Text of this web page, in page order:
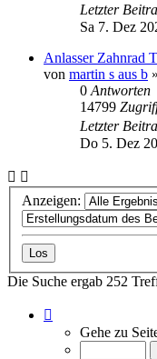
Letzter
Sa 7. Dez
Anlasser Zahnrad
von martin s aus b »
0 Antworten
14799
Letzter
Do 5. Dez
Anzeigen:
Die Suche ergab 252
von
Gehe zu